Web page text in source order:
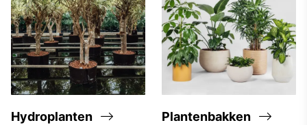
Hydroplanten Plantenbakken